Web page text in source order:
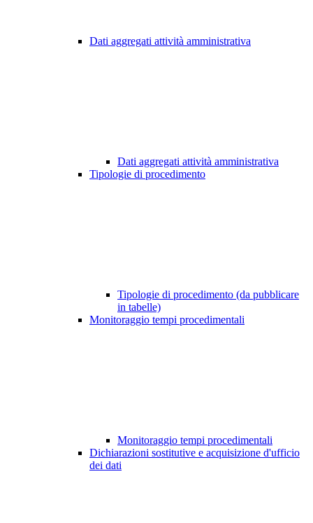
Dati aggregati attività amministrativa
Dati aggregati attività amministrativa
Tipologie di procedimento
Tipologie di procedimento (da pubblicare
in tabelle)
Monitoraggio tempi procedimentali
Monitoraggio tempi procedimentali
Dichiarazioni sostitutive e acquisizione d'ufficio
dei dati